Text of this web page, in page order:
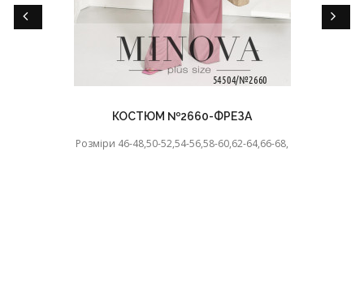
КОСТЮМ №2660-ФРЕЗА
Розміри 46-48,50-52,54-56,58-60,62-64,66-68,